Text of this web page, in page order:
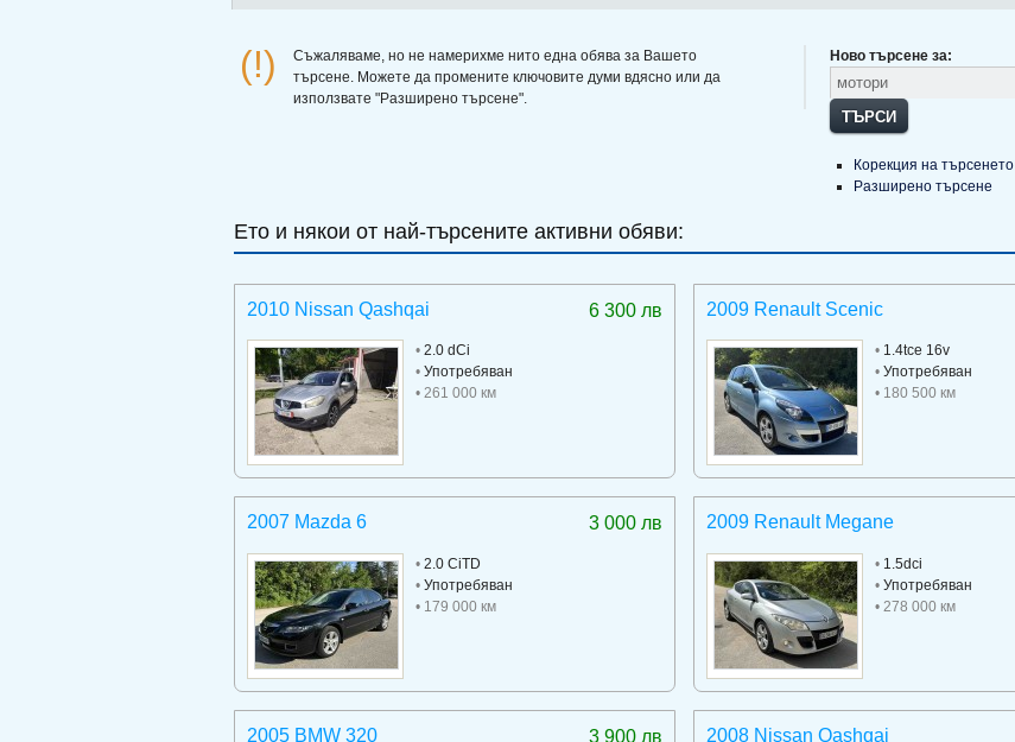
(!)
Съжаляваме, но не намерихме нито една обява за Вашето
търсене. Можете да промените ключовите думи вдясно или да
използвате "Разширено търсене".
Ново търсене за:
ТЪРСИ
Корекция на търсенето
Разширено търсене
Ето и някои от най-търсените активни обяви:
6 300 лв
2010 Nissan Qashqai
• 2.0 dCi
• Употребяван
• 261 000 км
2009 Renault Scenic
•1.4tce 16v
•Употребяван
• 180 500 км
3 000 лв
2007 Mazda 6
• 2.0 CiTD
• Употребяван
• 179 000 км
2009 Renault Megane
•1.5dci
•Употребяван
• 278 000 км
3 900 лв
2005 BMW 320 2008 Nissan Qashqai